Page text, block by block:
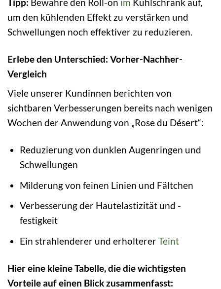
um den kühlenden Effekt zu verstärken und
Schwellungen noch effektiver zu reduzieren.
Erlebe den Unterschied: Vorher-Nachher-
Vergleich
Viele unserer Kundinnen berichten von
sichtbaren Verbesserungen bereits nach wenigen
Wochen der Anwendung von „Rose du Désert“:
Reduzierung von dunklen Augenringen und
Schwellungen
Milderung von feinen Linien und Fältchen
Verbesserung der Hautelastizität und -
festigkeit
Ein strahlenderer und erholtererTeint
Hier eine kleine Tabelle, die die wichtigsten
Vorteile auf einen Blick zusammenfasst: